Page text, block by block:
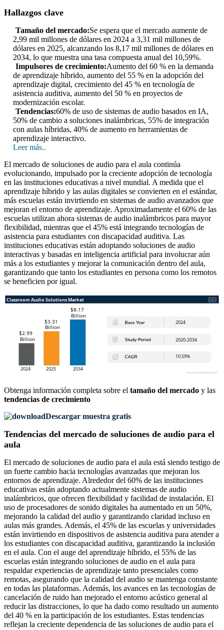
Hallazgos clave
Tamaño del mercado:Se espera que el mercado aumente de
2,99 mil millones de dólares en 2024 a 3,31 mil millones de
dólares en 2025, alcanzando los 8,17 mil millones de dólares en
2034, lo que muestra una tasa compuesta anual del 10,59%.
Impulsores de crecimiento:Aumento del 60 % en la demanda
de aprendizaje híbrido, aumento del 55 % en la adopción del
aprendizaje digital, crecimiento del 45 % en tecnología de
asistencia auditiva, aumento del 50 % en proyectos de
modernización escolar.
Tendencias:60% de uso de sistemas de audio basados ​​en IA,
50% de cambio a soluciones inalámbricas, 55% de integración
con aulas híbridas, 40% de aumento en herramientas de
aprendizaje interactivo.
Leer más..
El mercado de soluciones de audio para el aula continúa
evolucionando, impulsado por la creciente adopción de tecnología
en las instituciones educativas a nivel mundial. A medida que el
aprendizaje híbrido y las aulas digitales se convierten en el estándar,
más escuelas están invirtiendo en sistemas de audio avanzados que
mejoran el entorno de aprendizaje. Aproximadamente el 60% de las
escuelas utilizan ahora sistemas de audio inalámbricos para mayor
flexibilidad, mientras que el 45% está integrando tecnologías de
asistencia para estudiantes con discapacidad auditiva. Las
instituciones educativas están adoptando soluciones de audio
interactivas y basadas en inteligencia artificial para involucrar aún
más a los estudiantes y mejorar la comunicación dentro del aula,
garantizando que tanto los estudiantes en persona como los remotos
se beneficien por igual.
Obtenga información completa sobre el tamaño del mercado y las
tendencias de crecimiento
Descargar muestra gratis
Tendencias del mercado de soluciones de audio para el
aula
El mercado de soluciones de audio para el aula está siendo testigo de
un fuerte cambio hacia tecnologías avanzadas que mejoran los
entornos de aprendizaje. Alrededor del 60% de las instituciones
educativas están adoptando actualmente sistemas de audio
inalámbricos, que ofrecen flexibilidad y facilidad de instalación. El
uso de procesadores de sonido digitales ha aumentado en un 50%,
mejorando la calidad del audio y garantizando claridad incluso en
aulas más grandes. Además, el 45% de las escuelas y universidades
están invirtiendo en dispositivos de asistencia auditiva para atender a
los estudiantes con discapacidad auditiva, garantizando la inclusión
en el aula. Con el auge del aprendizaje híbrido, el 55% de las
escuelas están integrando soluciones de audio en el aula para
respaldar experiencias de aprendizaje tanto presenciales como
remotas, asegurando que la calidad del audio se mantenga constante
en todas las plataformas. Además, los avances en las tecnologías de
cancelación de ruido han mejorado el entorno acústico general al
reducir las distracciones, lo que ha dado como resultado un aumento
del 40 % en la participación de los estudiantes. Estas tendencias
reflejan la creciente dependencia de las soluciones de audio para el